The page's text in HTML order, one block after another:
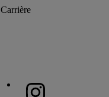
Carrière